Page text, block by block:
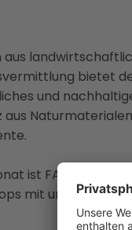
aus
bietet
und
aus
ist
mit unseren